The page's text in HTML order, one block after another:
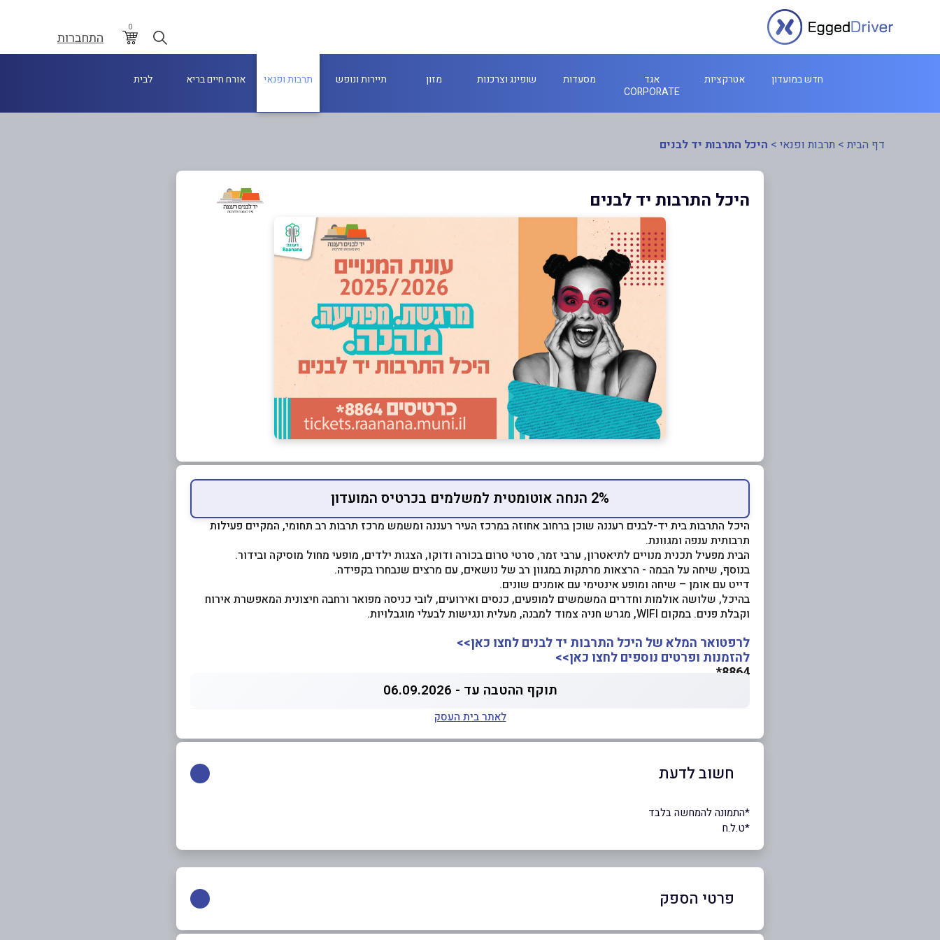
0
התחברות
חדש במועדון אטרקציות
אגד
CORPORATE
מסעדות שופינג וצרכנות מזון תיירות ונופש תרבות ופנאי אורח חיים בריא לבית
דף הבית > תרבות ופנאי > היכל התרבות יד לבנים
היכל התרבות יד לבנים
2% הנחה אוטומטית למשלמים בכרטיס המועדון
היכל התרבות בית יד-לבנים רעננה שוכן ברחוב אחוזה במרכז העיר רעננה ומשמש מרכז תרבות רב תחומי, המקיים פעילות
תרבותית ענפה ומגוונת.
הבית מפעיל תכנית מנויים לתיאטרון, ערבי זמר, סרטי טרום בכורה ודוקו, הצגות ילדים, מופעי מחול מוסיקה ובידור.
בנוסף, שיחה על הבמה - הרצאות מרתקות במגוון רב של נושאים, עם מרצים שנבחרו בקפידה.
דייט עם אומן – שיחה ומופע אינטימי עם אומנים שונים.
בהיכל, שלושה אולמות וחדרים המשמשים למופעים, כנסים ואירועים, לובי כניסה מפואר ורחבה חיצונית המאפשרת אירוח
וקבלת פנים. במקום WIFI, מגרש חניה צמוד למבנה, מעלית ונגישות לבעלי מוגבלויות.
לרפטואר המלא של היכל התרבות יד לבנים לחצו כאן>>
להזמנות ופרטים נוספים לחצו כאן>>
8864*
תוקף ההטבה עד - 06.09.2026
לאתר בית העסק
חשוב לדעת
*התמונה להמחשה בלבד
*ט.ל.ח
פרטי הספק